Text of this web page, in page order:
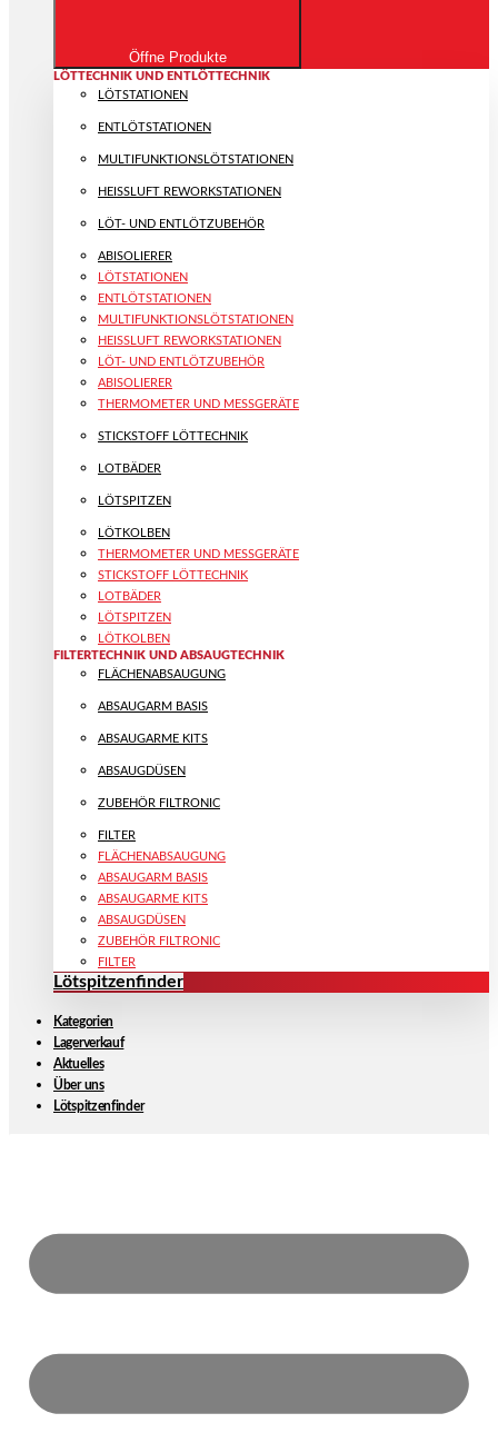
Öffne Produkte
LÖTTECHNIK UND ENTLÖTTECHNIK
LÖTSTATIONEN
ENTLÖTSTATIONEN
MULTIFUNKTIONS­LÖTSTATIONEN
HEISSLUFT REWORKSTATIONEN
LÖT- UND ENTLÖTZUBEHÖR
ABISOLIERER
LÖTSTATIONEN
ENTLÖTSTATIONEN
MULTIFUNKTIONS­LÖTSTATIONEN
HEISSLUFT REWORKSTATIONEN
LÖT- UND ENTLÖTZUBEHÖR
ABISOLIERER
THERMOMETER UND MESSGERÄTE
STICKSTOFF LÖTTECHNIK
LOTBÄDER
LÖTSPITZEN
LÖTKOLBEN
THERMOMETER UND MESSGERÄTE
STICKSTOFF LÖTTECHNIK
LOTBÄDER
LÖTSPITZEN
LÖTKOLBEN
FILTERTECHNIK UND ABSAUGTECHNIK
FLÄCHENABSAUGUNG
ABSAUGARM BASIS
ABSAUGARME KITS
ABSAUGDÜSEN
ZUBEHÖR FILTRONIC
FILTER
FLÄCHENABSAUGUNG
ABSAUGARM BASIS
ABSAUGARME KITS
ABSAUGDÜSEN
ZUBEHÖR FILTRONIC
FILTER
Lötspitzenfinder
Kategorien
Lagerverkauf
Aktuelles
Über uns
Lötspitzenfinder